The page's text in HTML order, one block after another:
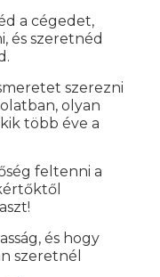
a cégedet,
és szeretnéd
szerezni
olyan
több éve a
feltenni a
és hogy
szeretnél